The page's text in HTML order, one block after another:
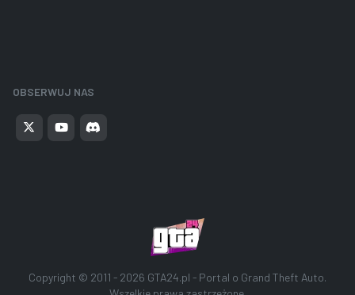
OBSERWUJ NAS
Copyright © 2011 - 2026 GTA24.pl - Portal o Grand Theft Auto.